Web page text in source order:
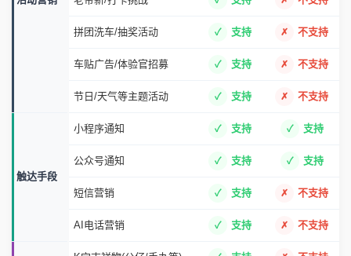
拼团洗车/抽奖活动 支持 不支持
车贴广告/体验官招募 支持 不支持
节日/天气等主题活动 支持 不支持
小程序通知 支持 支持
公众号通知 支持 支持
短信营销 支持 不支持
AI电话营销 支持 不支持
K宝吉祥物(公仔/手办等) 支持 不支持